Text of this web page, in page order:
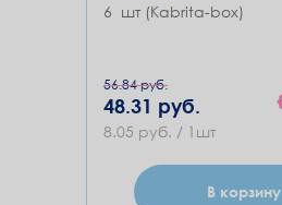
6 шт (Kabrita-box)
56.84 руб.
48.31 руб.
8.05 руб. / 1шт
В корзину